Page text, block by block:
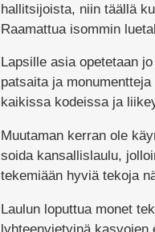
hallitsijoista, niin täällä
Raamattua isommin
Lapsille asia opetetaan
patsaita ja
kaikissa kodeissa ja
Muutaman kerran ole
soida kansallislaulu,
tekemiään hyviä tekoja
Laulun loputtua monet